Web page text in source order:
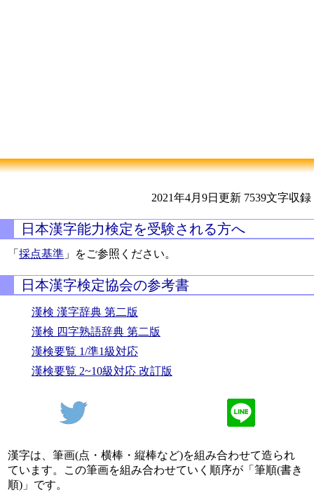
2021年4月9日更新 7539文字収録
日本漢字能力検定を受験される方へ
「採点基準 」をご参照ください。
日本漢字検定協会の参考書
漢検 漢字辞典 第二版
漢検 四字熟語辞典 第二版
漢検要覧 1/準1級対応
漢検要覧 2~10級対応 改訂版
漢字は、筆画(点・横棒・縦棒など)を組み合わせて造られ
ています。この筆画を組み合わせていく順序が「筆順(書き
順)」です。